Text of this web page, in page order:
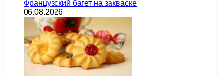
Французский багет на закваске
06.08.2026